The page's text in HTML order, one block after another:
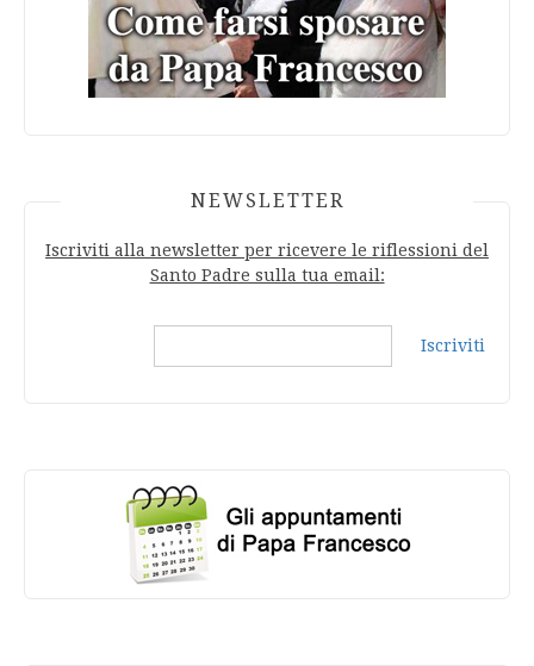
NEWSLETTER
Iscriviti alla newsletter per ricevere le riflessioni del
Santo Padre sulla tua email:
Iscriviti